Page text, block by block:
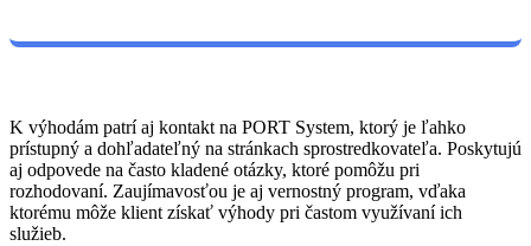
K výhodám patrí aj kontakt na PORT System, ktorý je ľahko
prístupný a dohľadateľný na stránkach sprostredkovateľa. Poskytujú
aj odpovede na často kladené otázky, ktoré pomôžu pri
rozhodovaní. Zaujímavosťou je aj vernostný program, vďaka
ktorému môže klient získať výhody pri častom využívaní ich
služieb.